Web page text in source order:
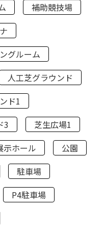
補助競技場
グルーム
人工芝グラウンド
ド1
3
芝生広場1
示ホール
公園
駐車場
P4駐車場